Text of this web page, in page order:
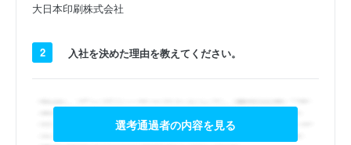
大日本印刷株式会社
2 入社を決めた理由を教えてください。
選考通過者の内容を見る